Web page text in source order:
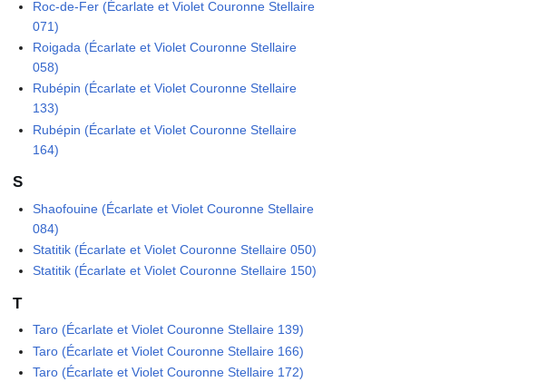
Roc-de-Fer (Écarlate et Violet Couronne Stellaire
071)
Roigada (Écarlate et Violet Couronne Stellaire
058)
Rubépin (Écarlate et Violet Couronne Stellaire
133)
Rubépin (Écarlate et Violet Couronne Stellaire
164)
S
Shaofouine (Écarlate et Violet Couronne Stellaire
084)
Statitik (Écarlate et Violet Couronne Stellaire 050)
Statitik (Écarlate et Violet Couronne Stellaire 150)
T
Taro (Écarlate et Violet Couronne Stellaire 139)
Taro (Écarlate et Violet Couronne Stellaire 166)
Taro (Écarlate et Violet Couronne Stellaire 172)